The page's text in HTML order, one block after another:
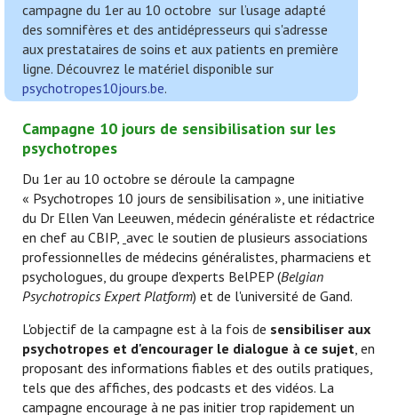
campagne du 1er au 10 octobre sur l’usage adapté
des somnifères et des antidépresseurs qui s'adresse
aux prestataires de soins et aux patients en première
ligne. Découvrez le matériel disponible sur
psychotropes10jours.be.
Campagne 10 jours de sensibilisation sur les
psychotropes
Du 1er au 10 octobre se déroule la campagne
« Psychotropes 10 jours de sensibilisation », une initiative
du Dr Ellen Van Leeuwen, médecin généraliste et rédactrice
en chef au CBIP, avec le soutien de plusieurs associations
professionnelles de médecins généralistes, pharmaciens et
psychologues, du groupe d'experts BelPEP (Belgian
Psychotropics Expert Platform) et de l'université de Gand.
L'objectif de la campagne est à la fois de sensibiliser aux
psychotropes et d'encourager le dialogue à ce sujet, en
proposant des informations fiables et des outils pratiques,
tels que des affiches, des podcasts et des vidéos. La
campagne encourage à ne pas initier trop rapidement un